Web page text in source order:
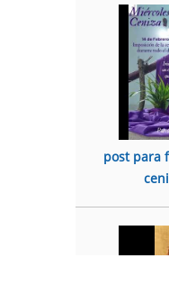
post para